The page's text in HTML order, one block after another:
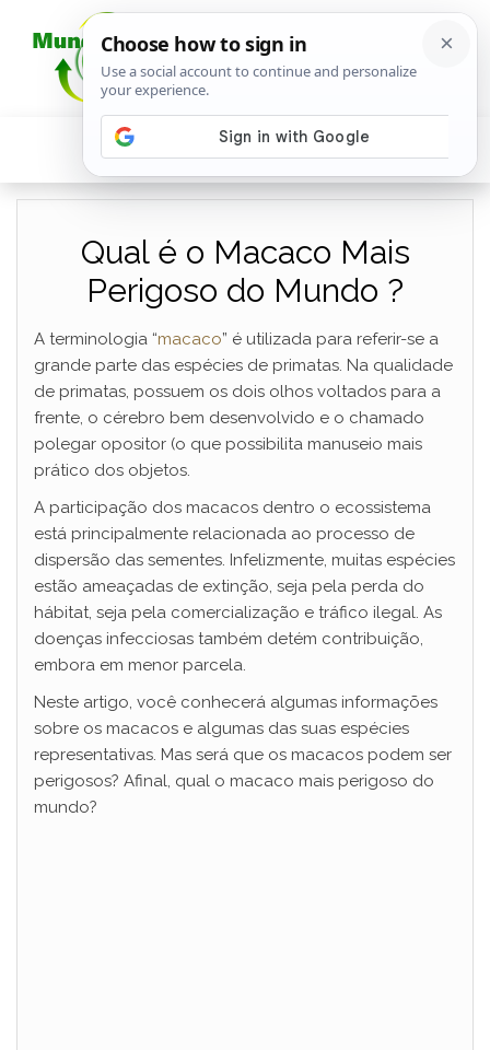
Qual é o Macaco Mais
Perigoso do Mundo ?
A terminologia “macaco” é utilizada para referir-se a
grande parte das espécies de primatas. Na qualidade
de primatas, possuem os dois olhos voltados para a
frente, o cérebro bem desenvolvido e o chamado
polegar opositor (o que possibilita manuseio mais
prático dos objetos.
A participação dos macacos dentro o ecossistema
está principalmente relacionada ao processo de
dispersão das sementes. Infelizmente, muitas espécies
estão ameaçadas de extinção, seja pela perda do
hábitat, seja pela comercialização e tráfico ilegal. As
doenças infecciosas também detém contribuição,
embora em menor parcela.
Neste artigo, você conhecerá algumas informações
sobre os macacos e algumas das suas espécies
representativas. Mas será que os macacos podem ser
perigosos? Afinal, qual o macaco mais perigoso do
mundo?